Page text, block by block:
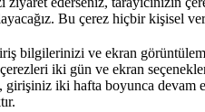
Bu çerez hiçbir kişisel veri
bilgilerinizi ve ekran
iki gün ve ekran
girişiniz iki hafta boyunca devam